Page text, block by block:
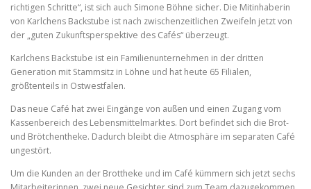
richtigen Schritte“, ist sich auch Simone Böhne sicher. Die Mitinhaberin
von Karlchens Backstube ist nach zwischenzeitlichen Zweifeln jetzt von
der „guten Zukunftsperspektive des Cafés“ überzeugt.
Karlchens Backstube ist ein Familienunternehmen in der dritten
Generation mit Stammsitz in Löhne und hat heute 65 Filialen,
größtenteils in Ostwestfalen.
Das neue Café hat zwei Eingänge von außen und einen Zugang vom
Kassenbereich des Lebensmittelmarktes. Dort befindet sich die Brot-
und Brötchentheke. Dadurch bleibt die Atmosphäre im separaten Café
ungestört.
Um die Kunden an der Brottheke und im Café kümmern sich jetzt sechs